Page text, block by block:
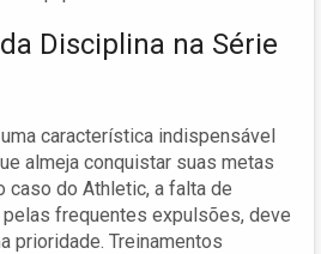
Disciplina na Série
característica indispensável
almeja conquistar suas metas
caso do Athletic, a falta de
frequentes expulsões, deve
prioridade. Treinamentos